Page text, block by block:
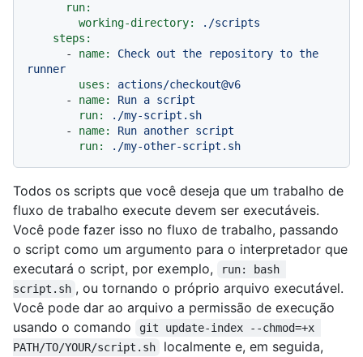
run:
working-directory:
./scripts
steps:
-
name: Check out the repository to the
runner
uses:
actions/checkout@v6
-
name: Run a script
run:
./my-script.sh
-
name: Run another script
run:
./my-other-script.sh
Todos os scripts que você deseja que um trabalho de
fluxo de trabalho execute devem ser executáveis.
Você pode fazer isso no fluxo de trabalho, passando
o script como um argumento para o interpretador que
executará o script, por exemplo,
run: bash
script.sh , ou tornando o próprio arquivo executável.
Você pode dar ao arquivo a permissão de execução
usando o comando
git update-index --chmod=+x
PATH/TO/YOUR/script.sh
localmente e, em seguida,